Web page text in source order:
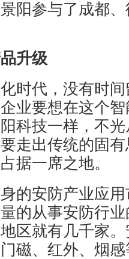
阳参与了成都
升级
代，没有时间
业要想在这个
科技一样，不
走出传统的固
据一席之地。
安防产业应用
的从事安防行业
区就有几千家
磁、红外、烟